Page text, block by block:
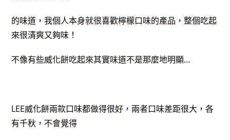
的味道，我個人本身就很喜歡檸檬口味的產品，整個吃起
來很清爽又夠味！
不像有些威化餅吃起來其實味道不是那麼地明顯…
LEE威化餅兩款口味都做得很好，兩者口味差距很大，各
有千秋，不會覺得